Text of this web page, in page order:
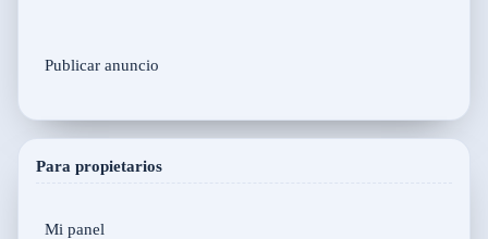
Publicar anuncio
Para propietarios
Mi panel